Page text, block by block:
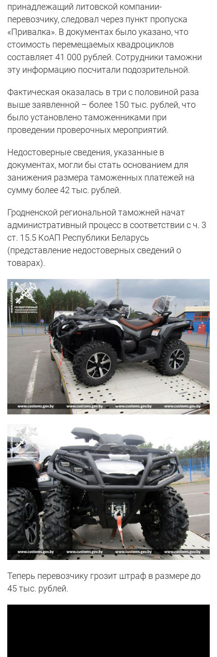
принадлежащий литовской компании-
перевозчику, следовал через пункт пропуска
«Привалка». В документах было указано, что
стоимость перемещаемых квадроциклов
составляет 41 000 рублей. Сотрудники таможни
эту информацию посчитали подозрительной.
Фактическая оказалась в три с половиной раза
выше заявленной – более 150 тыс. рублей, что
было установлено таможенниками при
проведении проверочных мероприятий.
Недостоверные сведения, указанные в
документах, могли бы стать основанием для
занижения размера таможенных платежей на
сумму более 42 тыс. рублей.
Гродненской региональной таможней начат
административный процесс в соответствии с ч. 3
ст. 15.5 КоАП Республики Беларусь
(представление недостоверных сведений о
товарах).
Теперь перевозчику грозит штраф в размере до
45 тыс. рублей.